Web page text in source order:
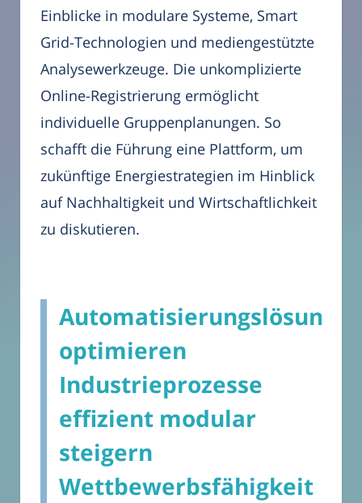
Einblicke in modulare Systeme, Smart
Grid-Technologien und mediengestützte
Analysewerkzeuge. Die unkomplizierte
Online-Registrierung ermöglicht
individuelle Gruppenplanungen. So
schafft die Führung eine Plattform, um
zukünftige Energiestrategien im Hinblick
auf Nachhaltigkeit und Wirtschaftlichkeit
zu diskutieren.
optimieren
Industrieprozesse
effizient modular
steigern
Wettbewerbsfähigkeit